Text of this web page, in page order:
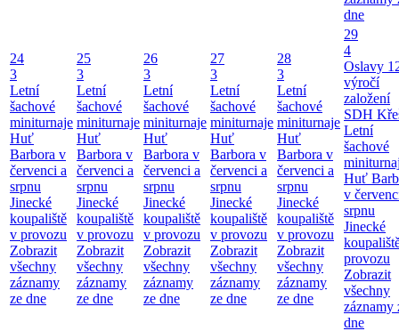
dne
24
3
Letní
šachové
miniturnaje
Huť
Barbora v
červenci a
srpnu
Jinecké
koupaliště
v provozu
Zobrazit
všechny
záznamy
ze dne
25
3
Letní
šachové
miniturnaje
Huť
Barbora v
červenci a
srpnu
Jinecké
koupaliště
v provozu
Zobrazit
všechny
záznamy
ze dne
26
3
Letní
šachové
miniturnaje
Huť
Barbora v
červenci a
srpnu
Jinecké
koupaliště
v provozu
Zobrazit
všechny
záznamy
ze dne
27
3
Letní
šachové
miniturnaje
Huť
Barbora v
červenci a
srpnu
Jinecké
koupaliště
v provozu
Zobrazit
všechny
záznamy
ze dne
28
3
Letní
šachové
miniturnaje
Huť
Barbora v
červenci a
srpnu
Jinecké
koupaliště
v provozu
Zobrazit
všechny
záznamy
ze dne
29
4
Oslavy
výročí
založení
SDH
Letní
šachové
Huť
v
srpnu
Jinecké
provozu
Zobrazit
všechny
záznamy
dne